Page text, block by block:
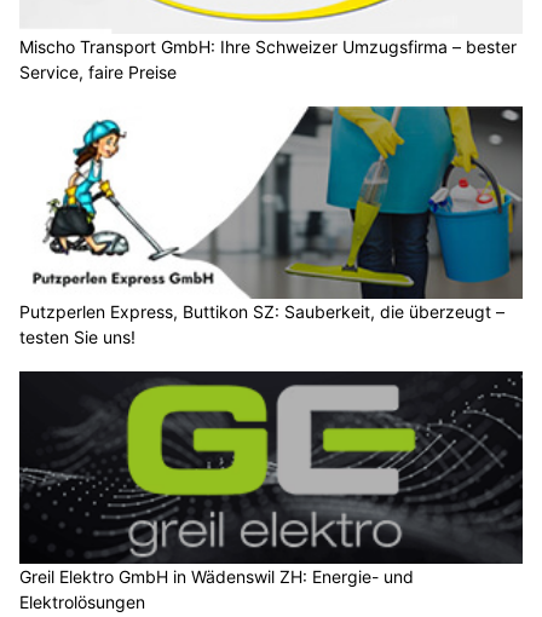
Mischo Transport GmbH: Ihre Schweizer Umzugsfirma – bester
Service, faire Preise
Putzperlen Express, Buttikon SZ: Sauberkeit, die überzeugt –
testen Sie uns!
Greil Elektro GmbH in Wädenswil ZH: Energie- und
Elektrolösungen